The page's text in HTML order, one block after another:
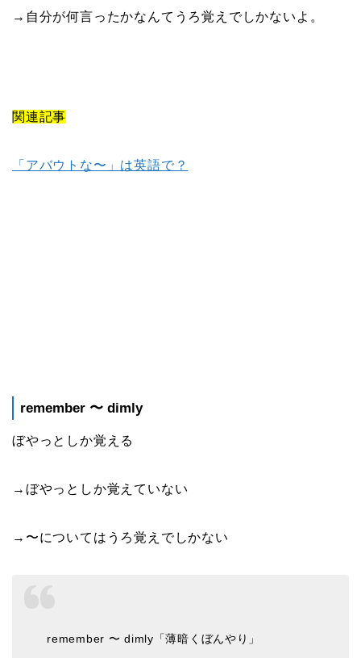
→自分が何言ったかなんてうろ覚えでしかないよ。
関連記事
「アバウトな〜」は英語で？
remember 〜 dimly
ぼやっとしか覚える
→ぼやっとしか覚えていない
→〜についてはうろ覚えでしかない
remember 〜 dimly「薄暗くぼんやり」